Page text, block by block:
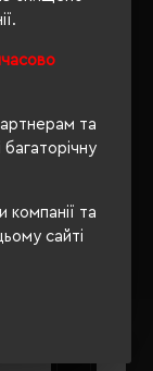
та
та
сайті